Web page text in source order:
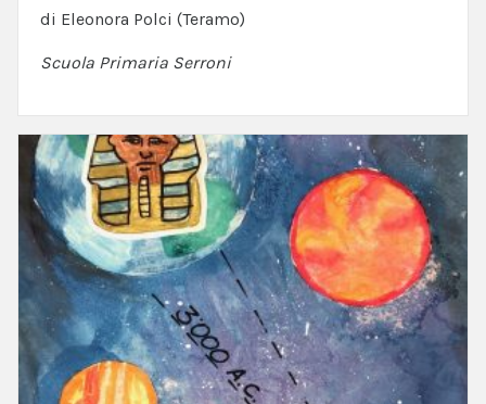
di Eleonora Polci (Teramo)
Scuola Primaria Serroni